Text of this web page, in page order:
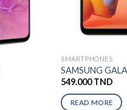
SMARTPHONES
SAMSUNG
549.000TND
READ MORE